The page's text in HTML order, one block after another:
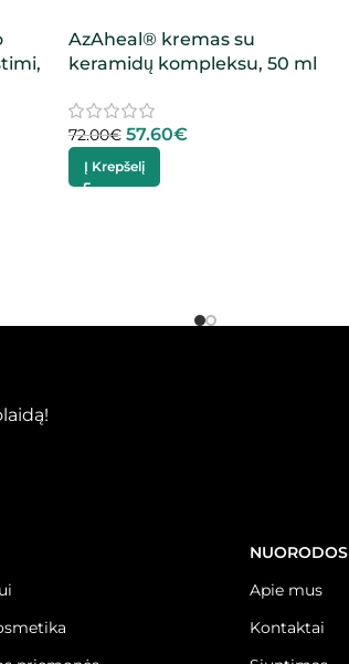
AzAheal® kremas su
keramidų kompleksu, 50 ml
72.00€ 57.60€
Į Krepšelį
NUORODOS
Apie mus
Kontaktai